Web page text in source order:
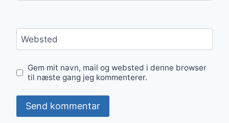
Websted
Gem mit navn, mail og websted i denne browser
til næste gang jeg kommenterer.